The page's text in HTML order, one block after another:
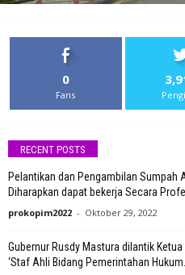
0
Fans
RECENT POSTS
Pelantikan dan Pengambilan Sumpah
Diharapkan dapat bekerja Secara
prokopim2022 - Oktober 29, 2022
Gubernur Rusdy Mastura dilantik
‘Staf Ahli Bidang Pemerintahan Hukum...